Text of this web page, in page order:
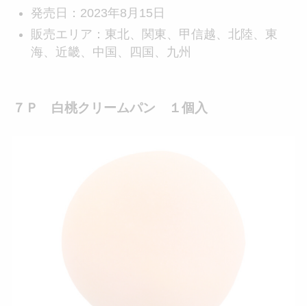
発売日：2023年8月15日
販売エリア：東北、関東、甲信越、北陸、東
海、近畿、中国、四国、九州
７Ｐ 白桃クリームパン １個入